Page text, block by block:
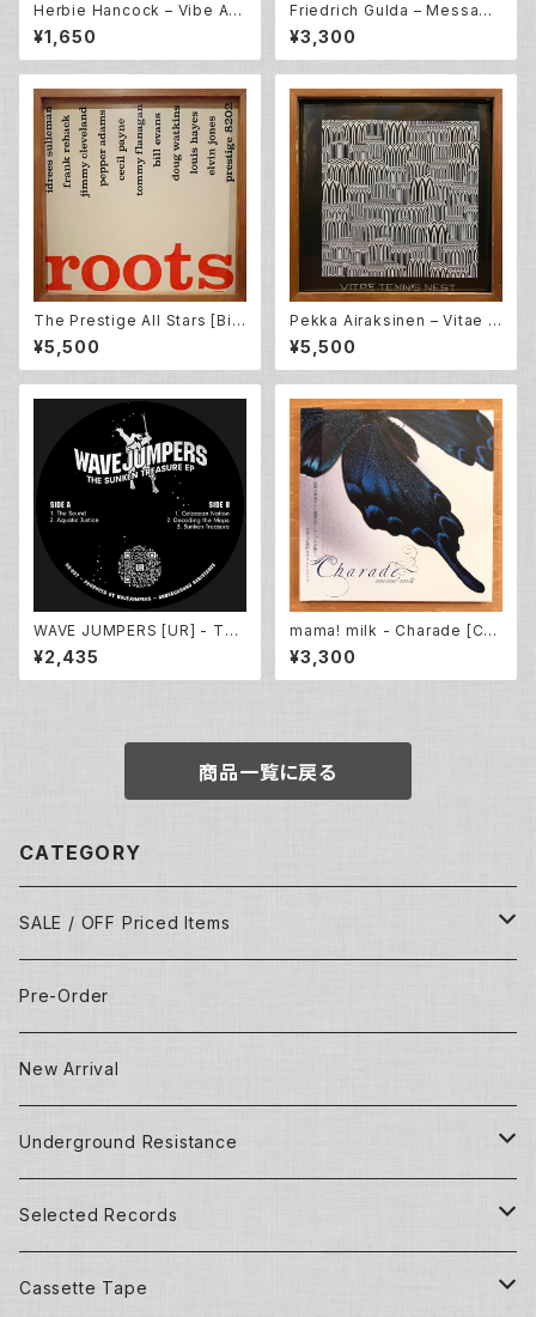
Herbie Hancock – Vibe Ali
ve (12EP)
¥1,650
Friedrich Gulda – Message
From G. part I (2LP)
¥3,300
The Prestige All Stars [Bill
Evans, Cecil Payne, Doug
Watkins, Elvin Jones, Fran
k Rehak, Idrees Sulieman,
Adams and Tommy Flanag
an] – Roots (LP)
¥5,500
Pekka Airaksinen – Vitae T
ennis Nest (LP)
¥5,500
WAVE JUMPERS [UR] - The
Sunken Treasure EP (12inc
h New)
¥2,435
mama! milk - Charade [CD
album New]
¥3,300
商品一覧に戻る
CATEGORY
SALE / OFF Priced Items
Dead Stocks
Techno/House/Dance Music
Used Items
Techno/House/Dance Music
Pre-Order
New Arrival
Underground Resistance
New Records
Used Records
Selected Records
New Records
Cassette Tape